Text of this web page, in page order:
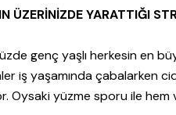
ÜZERİNİZDE YARATTIĞI
genç yaşlı herkesin en
iş yaşamında çabalarken
Oysaki yüzme sporu ile hem